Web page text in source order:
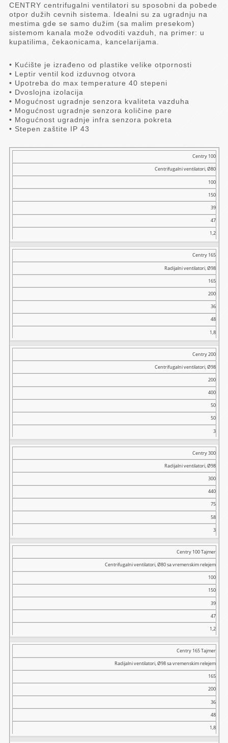
CENTRY centrifugalni ventilatori su sposobni da pobede
otpor dužih cevnih sistema. Idealni su za ugradnju na
mestima gde se samo dužim (sa malim presekom)
sistemom kanala može odvoditi vazduh, na primer: u
kupatilima, čekaonicama, kancelarijama.
• Kućište je izrađeno od plastike velike otpornosti
• Leptir ventil kod izduvnog otvora
• Upotreba do max temperature 40 stepeni
• Dvoslojna izolacija
• Mogućnost ugradnje senzora kvaliteta vazduha
• Mogućnost ugradnje senzora količine pare
• Mogućnost ugradnje infra senzora pokreta
• Stepen zaštite IP 43
(m³/h)
Pritisak
(W)
Masa
Centry 100
Centrifugalni ventilatori, Ø80
100
150
39
47
1,2
Centry 165
Radijalni ventilatori, Ø98
165
200
36
48
1,8
Centry 200
Centrifugalni ventilatori, Ø98
200
400
50
50
3
Centry 300
Radijalni ventilatori, Ø98
300
440
75
58
3
Centry 100 Tajmer
Centrifugalni ventilatori, Ø80 sa vremenskim relejem
100
150
39
47
1,2
Centry 165 Tajmer
Radijalni ventilatori, Ø98 sa vremenskim relejem
165
200
36
48
1,8